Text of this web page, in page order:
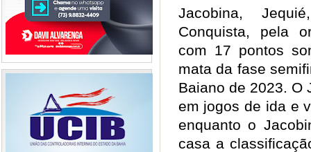
Jacobina,
Conquista, pela
com 17 pontos
mata da fase
Baiano de 2023. O
em jogos de ida e
enquanto o
casa a